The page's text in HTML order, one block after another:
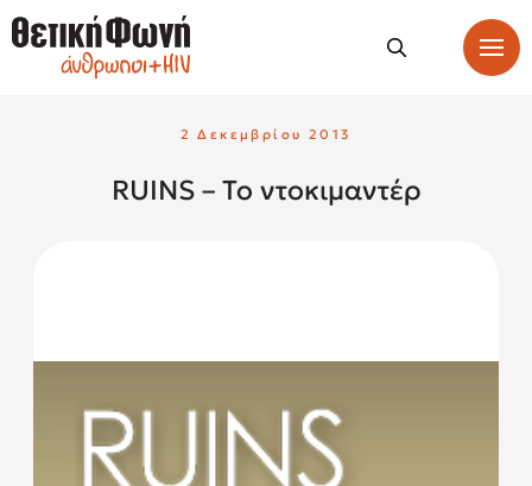
2 Δεκεμβρίου 2013
RUINS – Το ντοκιμαντέρ